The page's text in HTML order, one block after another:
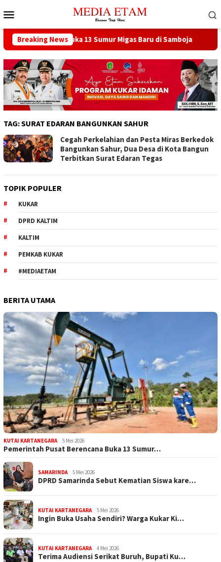
ke
Mobile
Breaking News
Berencana Buka 13 Sumur Migas Baru di Samboja
TAG:SURAT EDARAN BANGUNKAN SAHUR
Cegah Perkelahian dan Pesta Miras Berkedok
Bangunkan Sahur, Dua Desa di Kota Bangun
Terbitkan Surat Edaran Tegas
TOPIK POPULER
KUKAR
DPRD KALTIM
KALTIM
PEMKAB KUKAR
#MEDIAETAM
BERITA UTAMA
KUTAI KARTANEGARA 5 Mei 2026
Pemerintah Pusat Berencana Buka 13 Sumur…
SAMARINDA 5 Mei 2026
DPRD Samarinda Sebut Kematian Siswa kare…
KUTAI KARTANEGARA 5 Mei 2026
Ingin Buka Usaha Sendiri? Warga Kukar Ki…
KUTAI KARTANEGARA 4 Mei 2026
Terima Audiensi Serikat Buruh, Bupati Ku…